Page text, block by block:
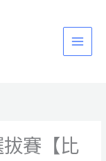
賽【比